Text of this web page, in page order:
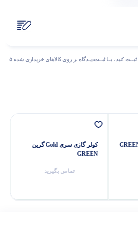
شمـا هـم دربـاره ایـن کــالا دیــدگاه ثبــت کنید، بــا ثبــت‌دیـدگاه بر روی کالاهای خریداری شده ۵
کولر گازی سری Gold گرین
GREEN
تماس بگیرید